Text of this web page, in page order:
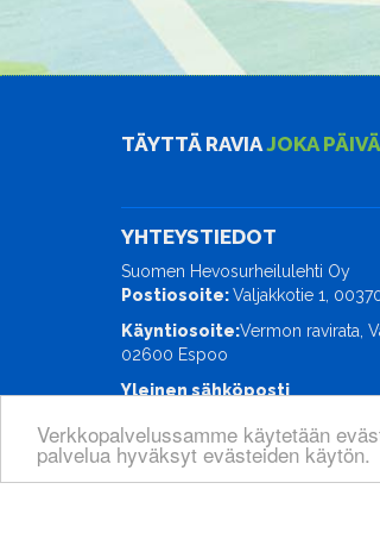
Verkkopalvelussamme käytetään
palvelua hyväksyt evästeiden käytön.
TÄYTTÄ RAVIAJOKA PÄIVÄ
YHTEYSTIEDOT
Suomen Hevosurheilulehti Oy
Postiosoite:Valjakkotie 1,
Käyntiosoite:Vermon ravirata,
02600 Espoo
Yleinen sähköposti
ravimaailma@hevosurheilu.fi
© Suomen Hevosurheilulehti Oy|